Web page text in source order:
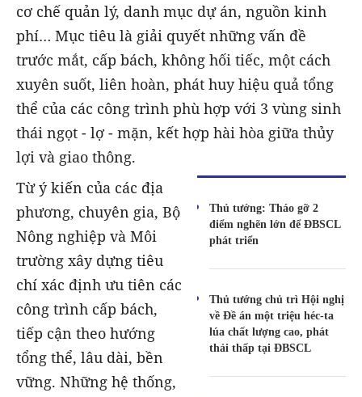
cơ chế quản lý, danh mục dự án, nguồn kinh
phí… Mục tiêu là giải quyết những vấn đề
trước mắt, cấp bách, không hối tiếc, một cách
xuyên suốt, liên hoàn, phát huy hiệu quả tổng
thể của các công trình phù hợp với 3 vùng sinh
thái ngọt - lợ - mặn, kết hợp hài hòa giữa thủy
lợi và giao thông.
Thủ tướng: Tháo gỡ 2
điểm nghẽn lớn để ĐBSCL
phát triển
Thủ tướng chủ trì Hội nghị
về Đề án một triệu héc-ta
lúa chất lượng cao, phát
thải thấp tại ĐBSCL
Từ ý kiến của các địa
phương, chuyên gia, Bộ
Nông nghiệp và Môi
trường xây dựng tiêu
chí xác định ưu tiên các
công trình cấp bách,
tiếp cận theo hướng
tổng thể, lâu dài, bền
vững. Những hệ thống,